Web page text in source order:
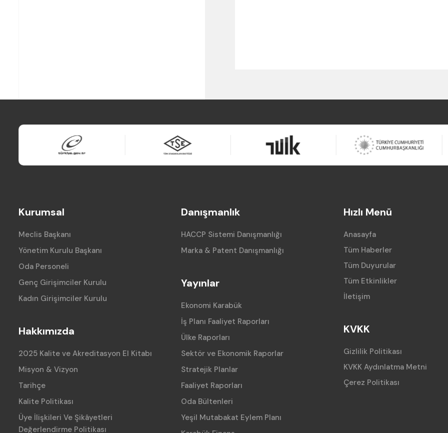
Kurumsal
Meclis Başkanı
Yönetim Kurulu Başkanı
Oda Personeli
Genç Girişimciler Kurulu
Kadın Girişimciler Kurulu
Hakkımızda
2025 Kalite ve Akreditasyon El Kitabı
Misyon & Vizyon
Tarihçe
Kalite Politikası
Üye İlişkileri Ve Şikâyetleri
Değerlendirme Politikası
Danışmanlık
HACCP Sistemi Danışmanlığı
Marka & Patent Danışmanlığı
Yayınlar
Ekonomi Karabük
İş Planı Faaliyet Raporları
Ülke Raporları
Sektör ve Ekonomik Raporlar
Stratejik Planlar
Faaliyet Raporları
Oda Bültenleri
Yeşil Mutabakat Eylem Planı
Hızlı Menü
Anasayfa
Tüm Haberler
Tüm Duyurular
Tüm Etkinlikler
İletişim
KVKK
Gizlilik Politikası
KVKK Aydınlatma Metni
Çerez Politikası